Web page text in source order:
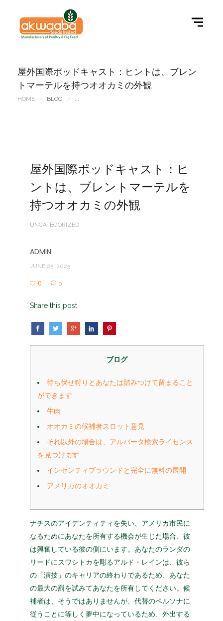
屋外国際ポッドキャスト：ヒントは、ブレン
トマーテルを持つオオカミの外観
HOME BLOG ...
屋外国際ポッドキャスト：ヒ
ントは、ブレントマーテルを
持つオオカミの外観
UNCATEGORIZED
ADMIN
JUNE 25, 2025
0 0
Share this post
ブログ
待ち伏せ狩りとあなたは踏みつけて留まること
ができます
牛肉
オオカミの候補者スロット意見
それ以外の場合は、アルバータ検索ライセンス
を見つけます
インセンティブラウンドと完全に無料の展開
アメリカのオオカミ
ナチスのアイデンティティを失い、アメリカ市民に
なるためにあなたを所有する機会が生じた場合、彼
は興奮している彼の側にいます。あなたのランダの
リードにスワシトカを彫るアルド・レインは、彼ら
の「演技」のキャリアの終わりであるため、あなた
の最大の罰を試みてあなたを所有してください。候
補者は、そうではありませんが、代替のペルソナに
従うことに等しく夢中になっているため、外出する